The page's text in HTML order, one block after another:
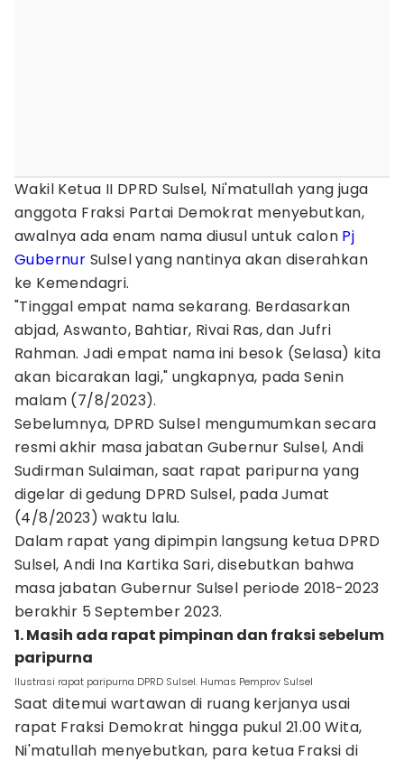
Wakil Ketua II DPRD Sulsel, Ni'matullah yang juga
anggota Fraksi Partai Demokrat menyebutkan,
awalnya ada enam nama diusul untuk calon Pj
Gubernur Sulsel yang nantinya akan diserahkan
ke Kemendagri.
"Tinggal empat nama sekarang. Berdasarkan
abjad, Aswanto, Bahtiar, Rivai Ras, dan Jufri
Rahman. Jadi empat nama ini besok (Selasa) kita
akan bicarakan lagi," ungkapnya, pada Senin
malam (7/8/2023).
Sebelumnya, DPRD Sulsel mengumumkan secara
resmi akhir masa jabatan Gubernur Sulsel, Andi
Sudirman Sulaiman, saat rapat paripurna yang
digelar di gedung DPRD Sulsel, pada Jumat
(4/8/2023) waktu lalu.
Dalam rapat yang dipimpin langsung ketua DPRD
Sulsel, Andi Ina Kartika Sari, disebutkan bahwa
masa jabatan Gubernur Sulsel periode 2018-2023
berakhir 5 September 2023.
1. Masih ada rapat pimpinan dan fraksi sebelum
paripurna
Ilustrasi rapat paripurna DPRD Sulsel. Humas Pemprov Sulsel
Saat ditemui wartawan di ruang kerjanya usai
rapat Fraksi Demokrat hingga pukul 21.00 Wita,
Ni'matullah menyebutkan, para ketua Fraksi di